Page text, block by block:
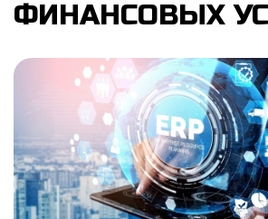
ФИНАНСОВЫХ